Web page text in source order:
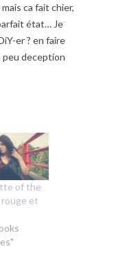
ca fait chier,
état… Je
er ? en faire
peu deception
of the
rouge et